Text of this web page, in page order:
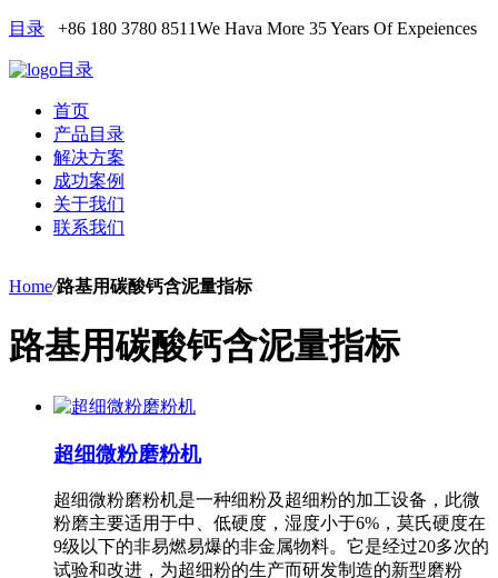
目录 +86 180 3780 8511We Hava More 35 Years Of Expeiences
目录
首页
产品目录
解决方案
成功案例
关于我们
联系我们
Home/路基用碳酸钙含泥量指标
路基用碳酸钙含泥量指标
超细微粉磨粉机
超细微粉磨粉机是一种细粉及超细粉的加工设备，此微
粉磨主要适用于中、低硬度，湿度小于6%，莫氏硬度在
9级以下的非易燃易爆的非金属物料。它是经过20多次的
试验和改进，为超细粉的生产而研发制造的新型磨粉